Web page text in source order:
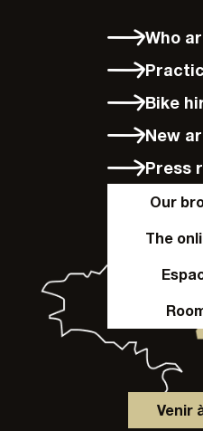
Who
Bike
New
Press
Our
The
Venir